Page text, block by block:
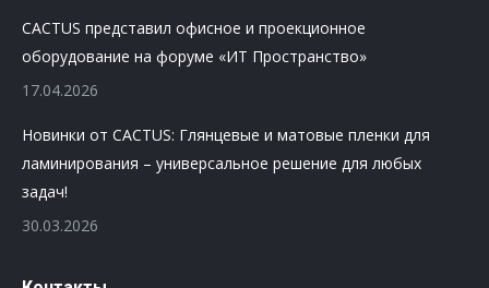
CACTUS представил офисное и проекционное
оборудование на форуме «ИТ Пространство»
17.04.2026
Новинки от CACTUS: Глянцевые и матовые пленки для
ламинирования – универсальное решение для любых
задач!
30.03.2026